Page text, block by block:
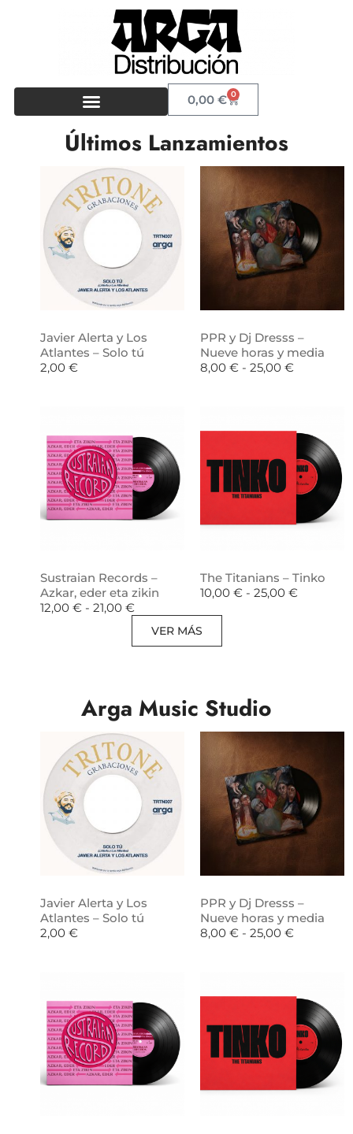
0,00€ 0
Últimos Lanzamientos
Javier Alerta y Los
Atlantes – Solo tú
2,00 €
PPR y Dj Dresss –
Nueve horas y media
8,00 € - 25,00 €
Sustraian Records –
Azkar, eder eta zikin
12,00 € - 21,00 €
The Titanians – Tinko
10,00 € - 25,00 €
VER MÁS
Arga Music Studio
Javier Alerta y Los
Atlantes – Solo tú
2,00 €
PPR y Dj Dresss –
Nueve horas y media
8,00 € - 25,00 €